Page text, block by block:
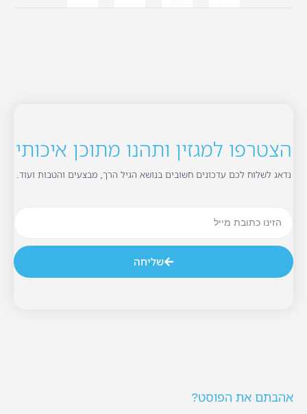
הצטרפו למגזין ותהנו מתוכן איכותי
נדאג לשלוח לכם עדכונים חשובים בנושא הגיל הרך, מבצעים והטבות ועוד.
שליחה
אהבתם את הפוסט?